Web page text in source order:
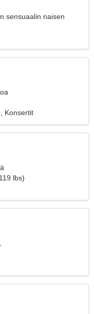
sensuaalin naisen
Konsertit
lbs)